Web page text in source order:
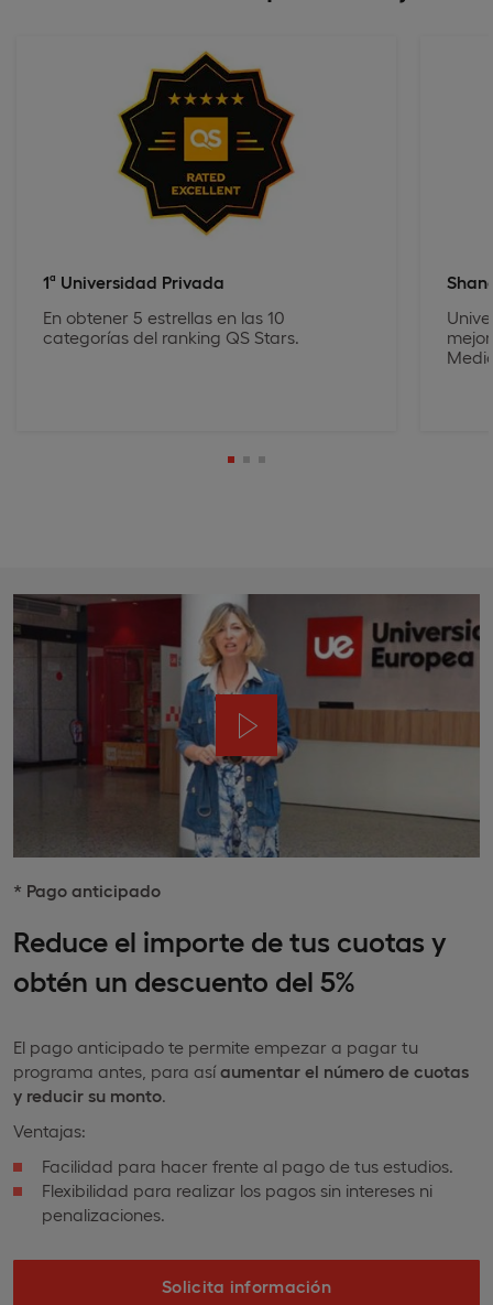
1ª Universidad Privada
En obtener 5 estrellas en las 10
categorías del ranking QS Stars.
* Pago anticipado
Reduce el importe de tus cuotas y
obtén un descuento del 5%
El pago anticipado te permite empezar a pagar tu
programa antes, para asíaumentar el número de cuotas
y reducir su monto.
Ventajas:
Facilidad para hacer frente al pago de tus estudios.
Flexibilidad para realizar los pagos sin intereses ni
penalizaciones.
Solicita información